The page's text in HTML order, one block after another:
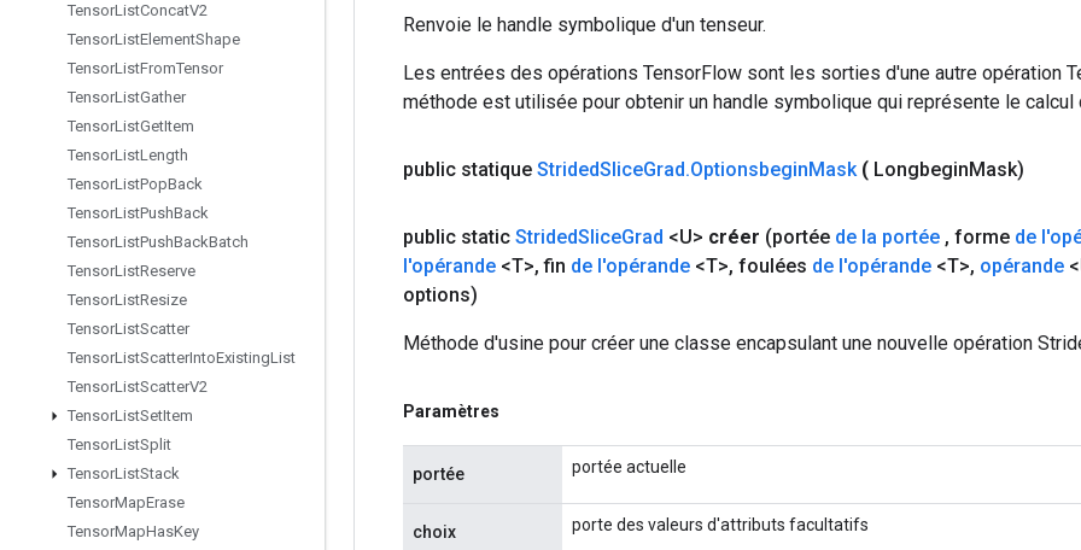
TensorListConcatV2
TensorListElementShape
TensorListFromTensor
TensorListGather
TensorListGetItem
TensorListLength
TensorListPopBack
TensorListPushBack
TensorListPushBackBatch
TensorListReserve
TensorListResize
TensorListScatter
TensorListScatterIntoExistingList
TensorListScatterV2
TensorListSetItem
TensorListSplit
TensorListStack
TensorMapErase
TensorMapHasKey
Renvoie le handle symbolique d'un tenseur.
Les entrées des opérations TensorFlow sont les sorties d'une autre opération
méthode est utilisée pour obtenir un handle symbolique qui représente le calcul
public statique StridedSliceGrad.OptionsbeginMask ( LongbeginMask)
public static StridedSliceGrad <U> créer (portée de la portée , forme de
l'opérande <T>, fin de l'opérande <T>, foulées de l'opérande <T>, opérande
options)
Méthode d'usine pour créer une classe encapsulant une nouvelle opération
Paramètres
portée portée actuelle
choix porte des valeurs d'attributs facultatifs